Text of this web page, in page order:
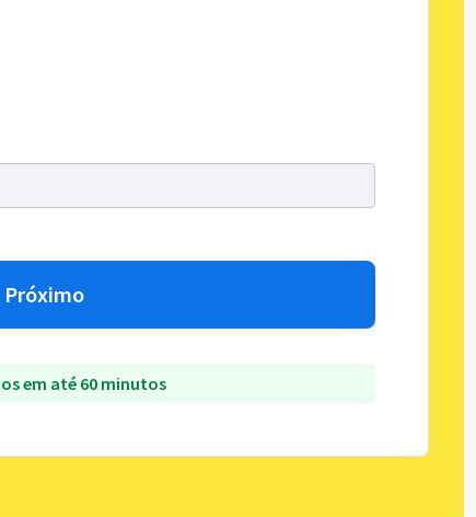
Próximo
em até 60 minutos